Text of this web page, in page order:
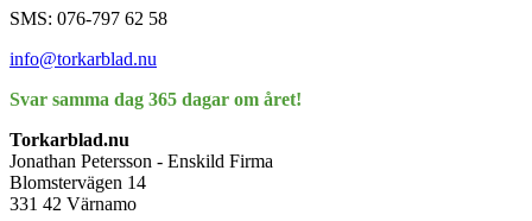
SMS: 076-797 62 58
info@torkarblad.nu
Svar samma dag 365 dagar om året!
Torkarblad.nu
Jonathan Petersson - Enskild Firma
Blomstervägen 14
331 42 Värnamo